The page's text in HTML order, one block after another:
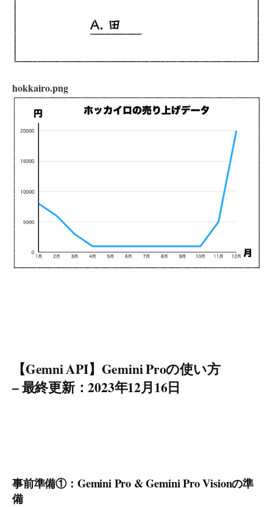
hokkairo.png
【Gemni API】Gemini Proの使い方
– 最終更新：2023年12月16日
事前準備①：Gemini Pro & Gemini Pro Visionの準
備